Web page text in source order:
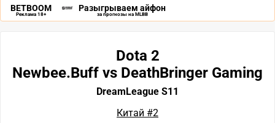
BETBOOM
Реклама 18+
Разыгрываем айфон
за прогнозы на MLBB
Dota 2
Newbee.Buff vs DeathBringer Gaming
DreamLeague S11
Китай #2